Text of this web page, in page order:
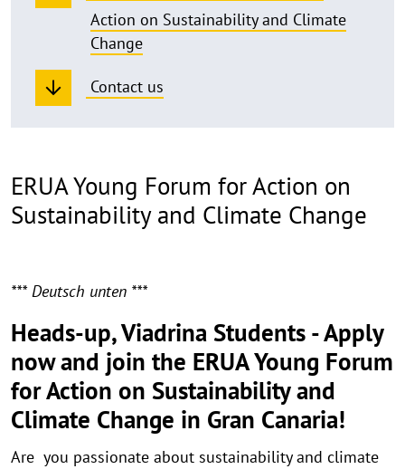
Action on Sustainability and Climate
Change
Contact us
ERUA Young Forum for Action on
Sustainability and Climate Change
*** Deutsch unten ***
Heads-up, Viadrina Students - Apply
now and join the ERUA Young Forum
for Action on Sustainability and
Climate Change in Gran Canaria!
Are you passionate about sustainability and climate